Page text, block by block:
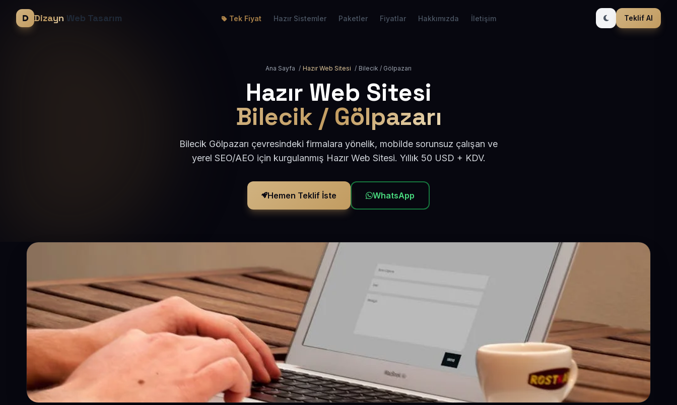
Dizayn Web Tasarım Tek Fiyat Hazır Sistemler Paketler Fiyatlar Hakkımızda İletişim Teklif Al
Ana Sayfa / Hazır Web Sitesi / Bilecik / Gölpazarı
Hazır Web Sitesi
Bilecik / Gölpazarı
Bilecik Gölpazarı çevresindeki firmalara yönelik, mobilde sorunsuz çalışan ve
yerel SEO/AEO için kurgulanmış Hazır Web Sitesi. Yıllık 50 USD + KDV.
Hemen Teklif İste WhatsApp